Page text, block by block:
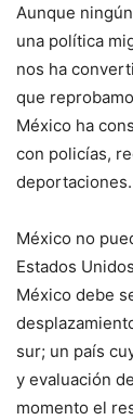
Aunque
una política
nos ha
que
México ha
con policías,
deportaciones.
México no
Estados
México debe
sur; un país
y evaluación
momento el